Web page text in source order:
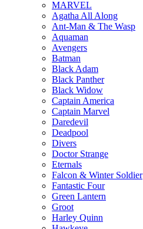
MARVEL
Agatha All Along
Ant-Man & The Wasp
Aquaman
Avengers
Batman
Black Adam
Black Panther
Black Widow
Captain America
Captain Marvel
Daredevil
Deadpool
Divers
Doctor Strange
Eternals
Falcon & Winter Soldier
Fantastic Four
Green Lantern
Groot
Harley Quinn